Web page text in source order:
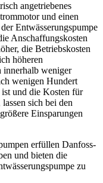
angetriebenes
und einen
Entwässerungspumpe
Anschaffungskosten
die Betriebskosten
höheren
innerhalb weniger
wenigen Hundert
und die Kosten für
sich bei den
Einsparungen
erfüllen Danfoss-
und bieten die
zu